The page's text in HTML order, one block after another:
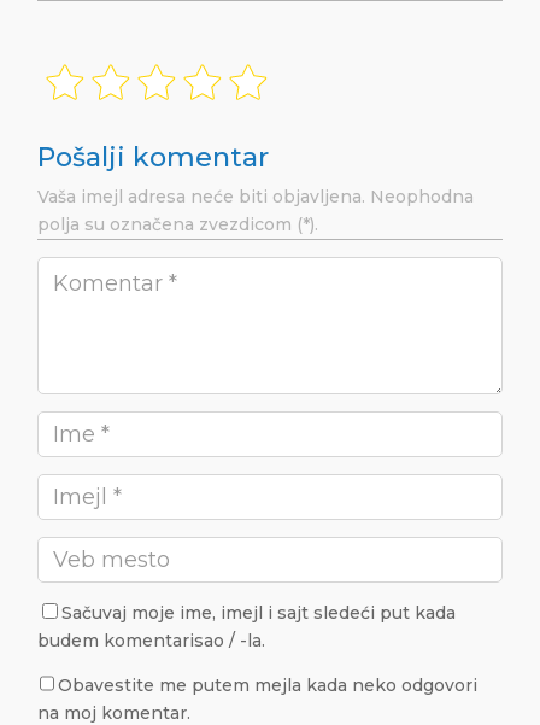
Pošalji komentar
Vaša imejl adresa neće biti objavljena. Neophodna
polja su označena zvezdicom (*).
Sačuvaj moje ime, imejl i sajt sledeći put kada
budem komentarisao / -la.
Obavestite me putem mejla kada neko odgovori
na moj komentar.